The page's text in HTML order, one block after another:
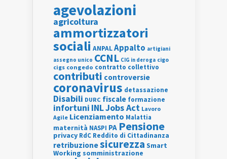
agevolazioni
agricoltura
ammortizzatori
sociali ANPALAppalto artigiani
assegno unico CCNL CIG in deroga cigo
cigs congedo contratto collettivo
contributi controversie
coronavirus detassazione
Disabili DURC fiscale formazione
infortuni INLJobs Act Lavoro
Agile Licenziamento Malattia
maternità NASPI PA Pensione
privacy RdC Reddito di Cittadinanza
retribuzionesicurezza Smart
Working somministrazione